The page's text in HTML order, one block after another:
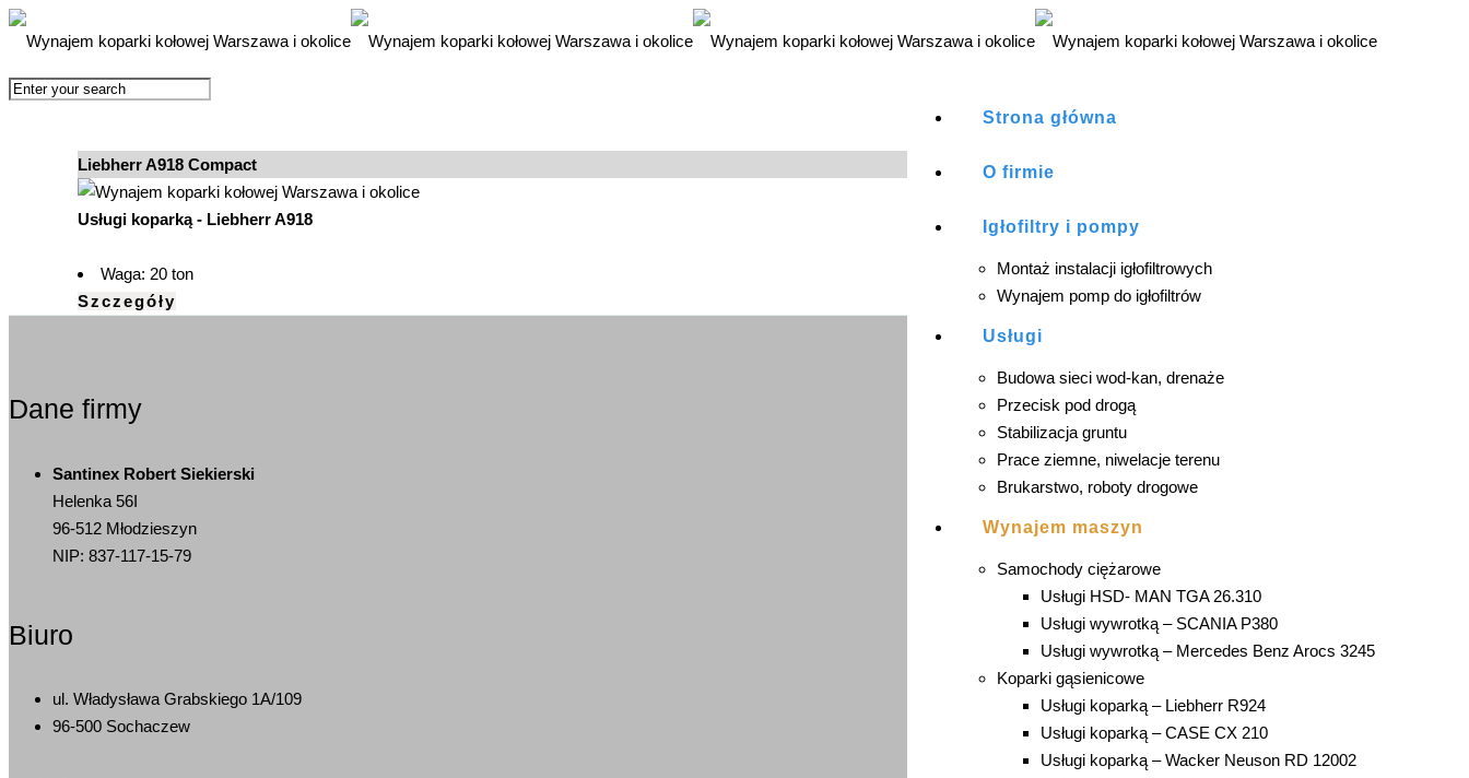
Strona główna
O firmie
Igłofiltry i pompy
Montaż instalacji igłofiltrowych
Wynajem pomp do igłofiltrów
Usługi
Budowa sieci wod-kan, drenaże
Przecisk pod drogą
Stabilizacja gruntu
Prace ziemne, niwelacje terenu
Brukarstwo, roboty drogowe
Wynajem maszyn
Samochody ciężarowe
Usługi HSD- MAN TGA 26.310
Usługi wywrotką – SCANIA P380
Usługi wywrotką – Mercedes Benz Arocs 3245
Koparki gąsienicowe
Usługi koparką – Liebherr R924
Usługi koparką – CASE CX 210
Usługi koparką – Wacker Neuson RD 12002
Liebherr A918 Compact
Usługi koparką - Liebherr A918
Waga: 20 ton
Szczegóły
Dane firmy
Santinex Robert Siekierski
Helenka 56I
96-512 Młodzieszyn
NIP: 837-117-15-79
Biuro
ul. Władysława Grabskiego 1A/109
96-500 Sochaczew